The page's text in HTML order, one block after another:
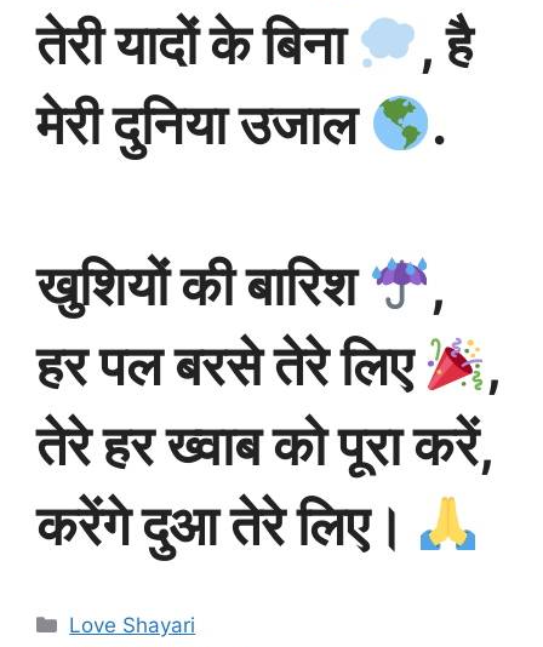
तेरी यादों के बिना
, है
मेरी दुनिया उजाल
.
खुशियों की बारिश
,
हर पल बरसे तेरे लिए
,
तेरे हर ख्वाब को पूरा करें,
करेंगे दुआ तेरे लिए।
Categories
Love Shayari